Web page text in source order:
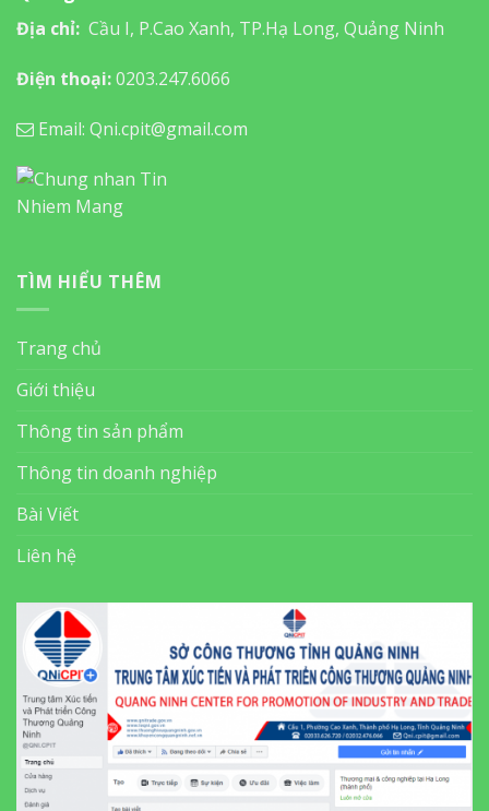
Địa chỉ: Cầu I, P.Cao Xanh, TP.Hạ Long, Quảng Ninh
Điện thoại:0203.247.6066
Email: Qni.cpit@gmail.com
TÌM HIỂU THÊM
Trang chủ
Giới thiệu
Thông tin sản phẩm
Thông tin doanh nghiệp
Bài Viết
Liên hệ